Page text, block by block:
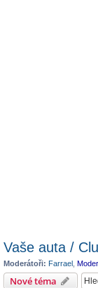
Vaše auta /
Moderátoři: Farrael
Nové téma